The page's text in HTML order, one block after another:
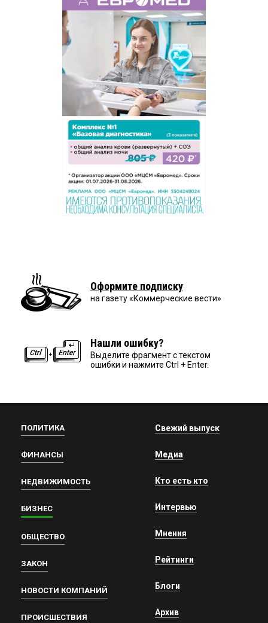
Оформите подписку
на газету «Коммерческие вести»
Нашли ошибку?
Выделите фрагмент с текстом
ошибки и нажмите Ctrl + Enter.
ПОЛИТИКА
ФИНАНСЫ
НЕДВИЖИМОСТЬ
БИЗНЕС
ОБЩЕСТВО
ЗАКОН
НОВОСТИ КОМПАНИЙ
ПРОИСШЕСТВИЯ
Свежий выпуск
Медиа
Кто есть кто
Интервью
Мнения
Рейтинги
Блоги
Архив